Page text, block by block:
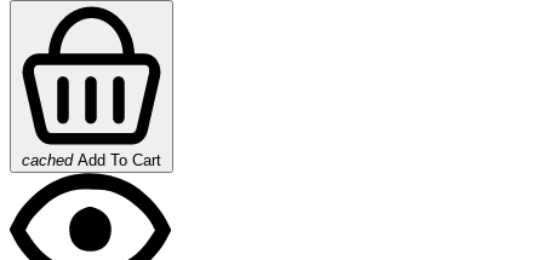
cached Add To Cart